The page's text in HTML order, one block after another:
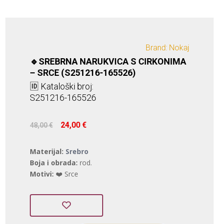
Brand: Nokaj
🔹SREBRNA NARUKVICA S CIRKONIMA
– SRCE (S251216-165526)
🆔 Kataloški broj:
S251216-165526
48,00€ Izvorna
cijena
bila
je:
48,00 €.
24,00€
Materijal: Srebro
Boja i obrada: rod.
Motivi: ❤️ Srce